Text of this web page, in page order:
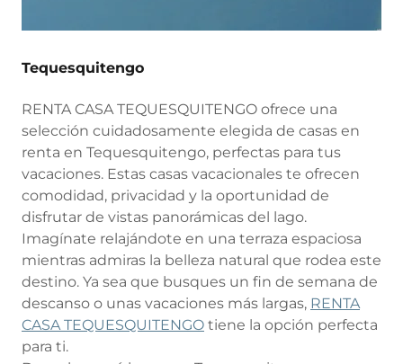
Tequesquitengo
RENTA CASA TEQUESQUITENGO ofrece una
selección cuidadosamente elegida de casas en
renta en Tequesquitengo, perfectas para tus
vacaciones. Estas casas vacacionales te ofrecen
comodidad, privacidad y la oportunidad de
disfrutar de vistas panorámicas del lago.
Imagínate relajándote en una terraza espaciosa
mientras admiras la belleza natural que rodea este
destino. Ya sea que busques un fin de semana de
descanso o unas vacaciones más largas, RENTA
CASA TEQUESQUITENGO tiene la opción perfecta
para ti.